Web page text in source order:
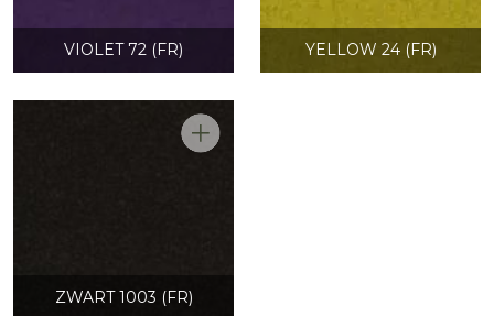
VIOLET 72 (FR) YELLOW 24 (FR)
ZWART 1003 (FR)